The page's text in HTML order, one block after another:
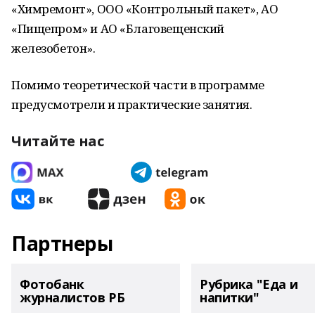
«Химремонт», ООО «Контрольный пакет», АО
«Пищепром» и АО «Благовещенский
железобетон».
Помимо теоретической части в программе
предусмотрели и практические занятия.
Читайте нас
Партнеры
Фотобанк
журналистов РБ
Рубрика "Еда и
напитки"